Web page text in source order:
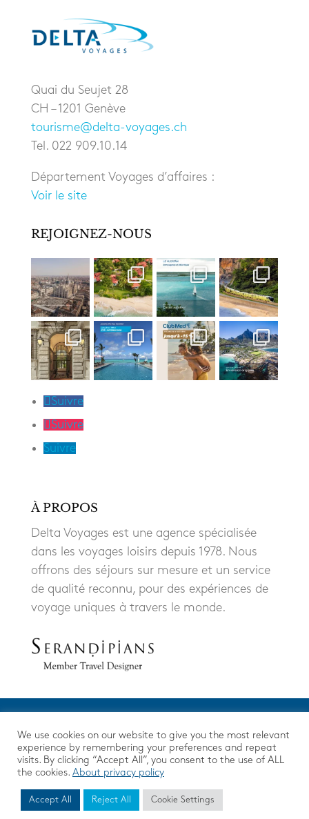
Quai du Seujet 28
CH – 1201 Genève
tourisme@delta-voyages.ch
Tel. 022 909.10.14
Département Voyages d’affaires :
Voir le site
REJOIGNEZ-NOUS
Suivre
Suivre
Suivre
À PROPOS
Delta Voyages est une agence spécialisée
dans les voyages loisirs depuis 1978. Nous
offrons des séjours sur mesure et un service
de qualité reconnu, pour des expériences de
voyage uniques à travers le monde.
We use cookies on our website to give you the most relevant
experience by remembering your preferences and repeat
visits. By clicking “Accept All”, you consent to the use of ALL
the cookies. About privacy policy
Accept All Reject All Cookie Settings